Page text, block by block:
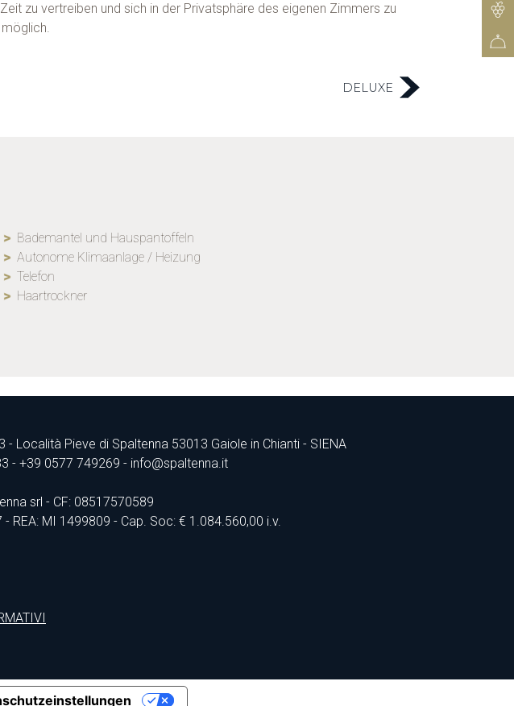
zu vertreiben und sich in der Privatsphäre des eigenen Zimmers zu
DELUXE
Bademantel und Hauspantoffeln
Autonome Klimaanlage / Heizung
Telefon
Haartrockner
- Località Pieve di Spaltenna 53013 Gaiole in Chianti - SIENA
- +39 0577 749269 - info@spaltenna.it
srl - CF: 08517570589
REA: MI 1499809 - Cap. Soc: € 1.084.560,00 i.v.